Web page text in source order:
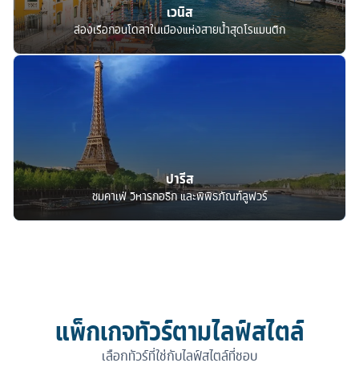
เวนิส
ล่องเรือกอนโดลาในเมืองแห่งสายน้ำสุดโรแมนติก
ปารีส
ชมคาเฟ่ วิหารกอธิก และพิพิธภัณฑ์ลูฟวร์
แพ็กเกจทัวร์ตามไลฟ์สไตล์
เลือกทัวร์ที่ใช่กับไลฟ์สไตล์ที่ชอบ